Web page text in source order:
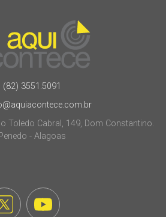
(82) 3551.5091
Toledo Cabral, 149, Dom Constantino.
Penedo - Alagoas